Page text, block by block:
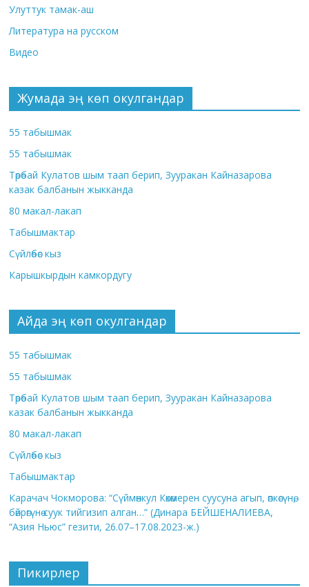
Улуттук тамак-аш
Литература на русском
Видео
Жумада эң көп окулгандар
55 табышмак
55 табышмак
Төрөбай Кулатов шым таап берип, Зууракан Кайназарова
казак балбанын жыкканда
80 макал-лакап
Табышмактар
Сүйлөбөс кыз
Карышкырдын камкордугу
Айда эң көп окулгандар
55 табышмак
55 табышмак
Төрөбай Кулатов шым таап берип, Зууракан Кайназарова
казак балбанын жыкканда
80 макал-лакап
Сүйлөбөс кыз
Табышмактар
Карачач Чокморова: “Сүймөнкул Көкөмерен суусуна агып, өпкөсүнө,
бөйрөгүнө суук тийгизип алган…” (Динара БЕЙШЕНАЛИЕВА,
“Азия Ньюс” гезити, 26.07–17.08.2023-ж.)
Пикирлер